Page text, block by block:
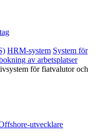
HRM-system System för
av arbetsplatser
för fiatvalutor och
utvecklare